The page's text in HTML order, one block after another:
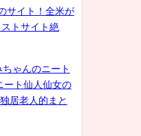
サイト！全米が
トサイト絶
ゃんのニート
ート仙人仙女の
居老人的まと